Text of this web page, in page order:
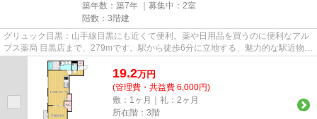
築年数：築7年 ｜募集中： 2室
階数：3階建
グリュック目黒：山手線目黒にも近くて便利。薬や日用品を買うのに便利なアル
プス薬局 目黒店まで、279mです。駅から徒歩6分に立地する、魅力的な駅近物件
です。造りとデザインに関し...
19.2万円
(管理費・共益費 6,000円)
敷：1ヶ月｜礼：2ヶ月
所在階：3階